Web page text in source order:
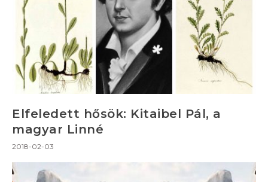
Elfeledett hősök: Kitaibel Pál, a
magyar Linné
2018-02-03